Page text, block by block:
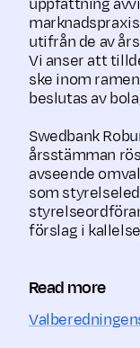
uppfattning
utifrån de av
Vi anser att
ske inom
beslutas av
Swedbank
årsstämman
avseende
som
förslag i
Read more